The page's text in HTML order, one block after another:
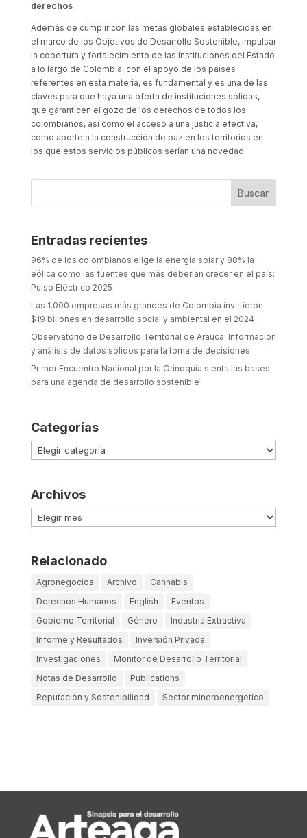
derechos
Además de cumplir con las metas globales establecidas en
el marco de los Objetivos de Desarrollo Sostenible, impulsar
la cobertura y fortalecimiento de las instituciones del Estado
a lo largo de Colombia, con el apoyo de los países
referentes en esta materia, es fundamental y es una de las
claves para que haya una oferta de instituciones sólidas,
que garanticen el gozo de los derechos de todos los
colombianos, así como el acceso a una justicia efectiva,
como aporte a la construcción de paz en los territorios en
los que estos servicios públicos serían una novedad.
Entradas recientes
96% de los colombianos elige la energía solar y 88% la
eólica como las fuentes que más deberían crecer en el país:
Pulso Eléctrico 2025
Las 1.000 empresas más grandes de Colombia invirtieron
$19 billones en desarrollo social y ambiental en el 2024
Observatorio de Desarrollo Territorial de Arauca: Información
y análisis de datos sólidos para la toma de decisiones.
Primer Encuentro Nacional por la Orinoquia sienta las bases
para una agenda de desarrollo sostenible
Categorías
Categorías
Archivos
Archivos
Relacionado
Agronegocios Archivo
Cannabis
Derechos Humanos
English
Eventos
Gobierno Territorial
Género
Industria Extractiva
Informe y Resultados
Inversión Privada
Investigaciones
Monitor de Desarrollo Territorial
Notas de Desarrollo
Publications
Reputación y Sostenibilidad
Sector mineroenergetico